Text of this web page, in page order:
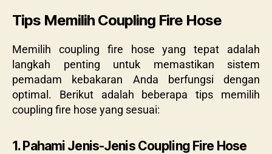
Tips Memilih Coupling Fire Hose
Memilih coupling fire hose yang tepat adalah
langkah penting untuk memastikan sistem
pemadam kebakaran Anda berfungsi dengan
optimal. Berikut adalah beberapa tips memilih
coupling fire hose yang sesuai:
1. Pahami Jenis-Jenis Coupling Fire Hose